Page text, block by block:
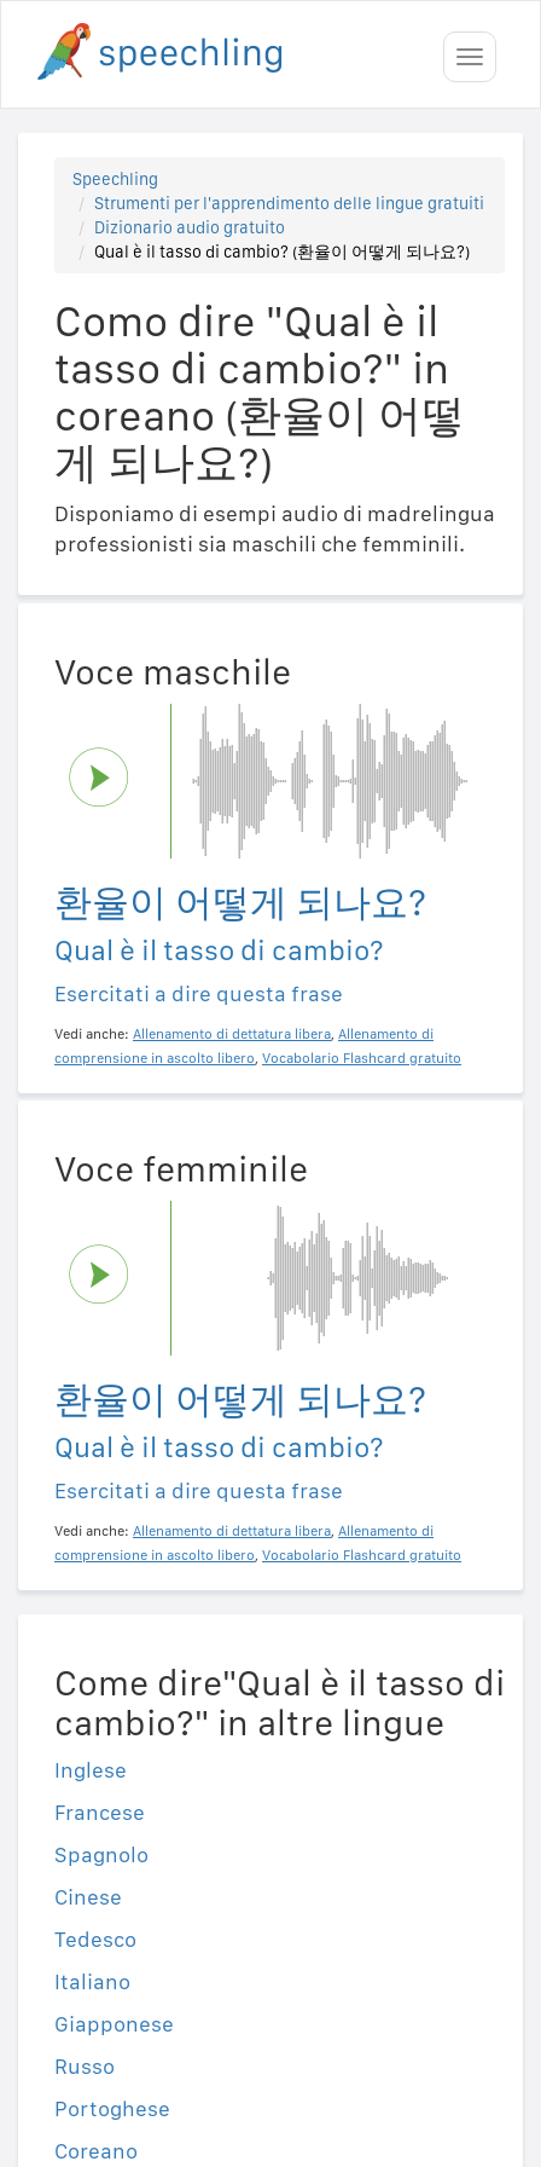
Toggle
Speechling
Strumenti per l'apprendimento delle lingue gratuiti
Dizionario audio gratuito
Qual è il tasso di cambio? (환율이 어떻게 되나요?)
Como dire "Qual è il
tasso di cambio?" in
coreano (환율이 어떻
게 되나요?)
Disponiamo di esempi audio di madrelingua
professionisti sia maschili che femminili.
Voce maschile
환율이 어떻게 되나요?
Qual è il tasso di cambio?
Esercitati a dire questa frase
Vedi anche: Allenamento di dettatura libera, Allenamento di
comprensione in ascolto libero, Vocabolario Flashcard gratuito
Voce femminile
환율이 어떻게 되나요?
Qual è il tasso di cambio?
Esercitati a dire questa frase
Vedi anche: Allenamento di dettatura libera, Allenamento di
comprensione in ascolto libero, Vocabolario Flashcard gratuito
Come dire"Qual è il tasso di
cambio?" in altre lingue
Inglese
Francese
Spagnolo
Cinese
Tedesco
Italiano
Giapponese
Russo
Portoghese
Coreano